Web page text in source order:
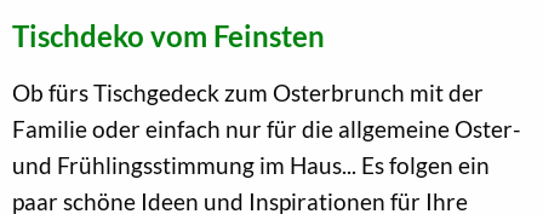
Tischdeko vom Feinsten
Ob fürs Tischgedeck zum Osterbrunch mit der
Familie oder einfach nur für die allgemeine Oster-
und Frühlingsstimmung im Haus... Es folgen ein
paar schöne Ideen und Inspirationen für Ihre